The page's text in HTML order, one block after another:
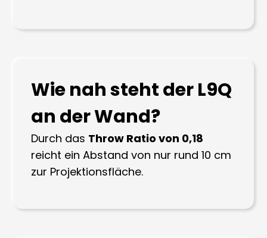
Wie nah steht der L9Q
an der Wand?
Durch das Throw Ratio von 0,18
reicht ein Abstand von nur rund 10 cm
zur Projektionsfläche.